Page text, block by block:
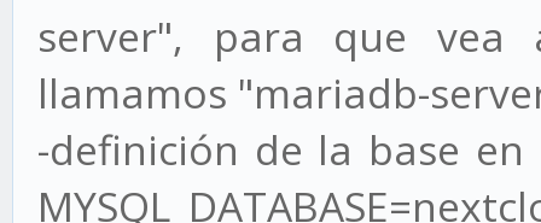
server", para que vea
llamamos "mariadb-
-definición de la base